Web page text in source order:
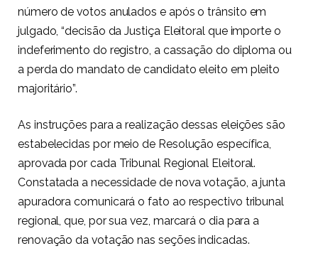
número de votos anulados e após o trânsito em
julgado, “decisão da Justiça Eleitoral que importe o
indeferimento do registro, a cassação do diploma ou
a perda do mandato de candidato eleito em pleito
majoritário”.
As instruções para a realização dessas eleições são
estabelecidas por meio de Resolução específica,
aprovada por cada Tribunal Regional Eleitoral.
Constatada a necessidade de nova votação, a junta
apuradora comunicará o fato ao respectivo tribunal
regional, que, por sua vez, marcará o dia para a
renovação da votação nas seções indicadas.